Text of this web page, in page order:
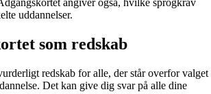
angiver også, hvilke sprogkrav
uddannelser.
som redskab
redskab for alle, der står overfor valget
Det kan give dig svar på alle dine